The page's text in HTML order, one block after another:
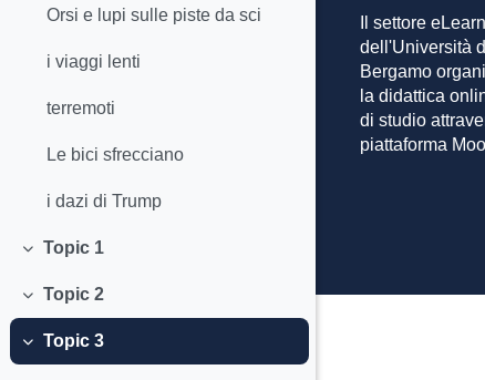
Orsi e lupi sulle piste da sci
i viaggi lenti
terremoti
Le bici sfrecciano
i dazi di Trump
Minimizza
Topic 1
Minimizza
Topic 2
Minimizza
Topic 3
Il settore
dell'Università
Bergamo
la didattica
di studio
piattaforma